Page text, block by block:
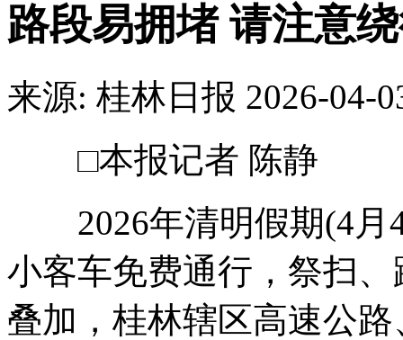
路段易拥堵 请注意
来源: 桂林日报 2026-04-
□本报记者 陈静
2026年清明假期(4月4
小客车免费通行，祭扫
叠加，桂林辖区高速公